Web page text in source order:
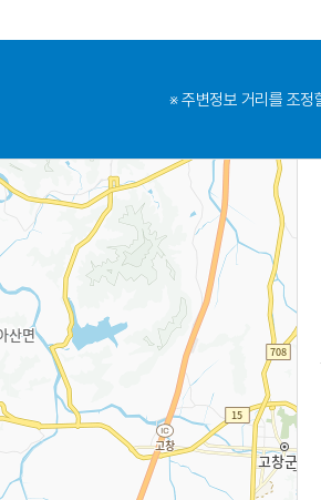
※ 주변정보 거리를 조정